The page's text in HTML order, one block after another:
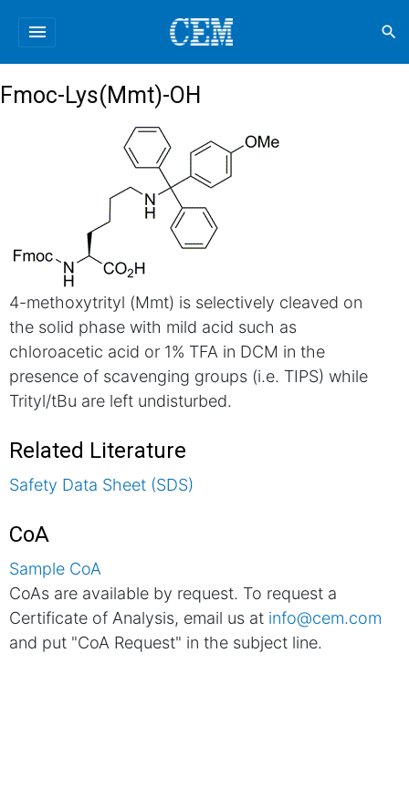
menu search
Fmoc-Lys(Mmt)-OH
4-methoxytrityl (Mmt) is selectively cleaved on
the solid phase with mild acid such as
chloroacetic acid or 1% TFA in DCM in the
presence of scavenging groups (i.e. TIPS) while
Trityl/tBu are left undisturbed.
Related Literature
Safety Data Sheet (SDS)
CoA
Sample CoA
CoAs are available by request. To request a
Certificate of Analysis, email us at info@cem.com
and put "CoA Request" in the subject line.